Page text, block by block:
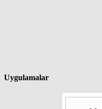
Uygulamalar